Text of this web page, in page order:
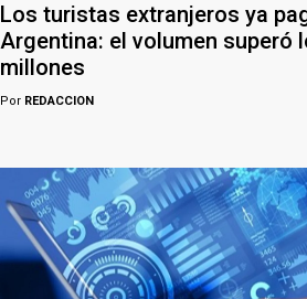
Los turistas extranjeros ya
Argentina: el volumen superó
millones
Por REDACCION